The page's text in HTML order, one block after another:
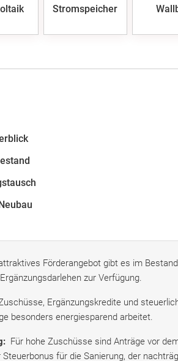
Stromspeicher
Förderangebot gibt es im
zur Verfügung.
Ergänzungskredite und
besonders energiesparend arbeitet.
Für hohe Zuschüsse sind Anträge vor
für die Sanierung, der